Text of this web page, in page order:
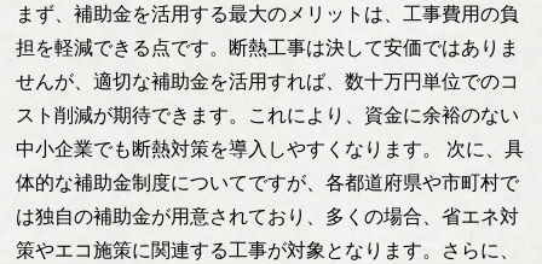
まず、補助金を活用する最大のメリットは、工事費用の負
担を軽減できる点です。断熱工事は決して安価ではありま
せんが、適切な補助金を活用すれば、数十万円単位でのコ
スト削減が期待できます。これにより、資金に余裕のない
中小企業でも断熱対策を導入しやすくなります。 次に、具
体的な補助金制度についてですが、各都道府県や市町村で
は独自の補助金が用意されており、多くの場合、省エネ対
策やエコ施策に関連する工事が対象となります。さらに、